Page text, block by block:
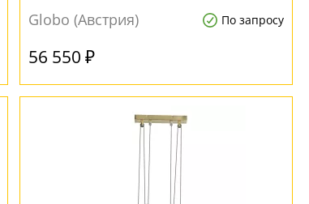
Globo (Австрия)
По запросу
56 550 ₽